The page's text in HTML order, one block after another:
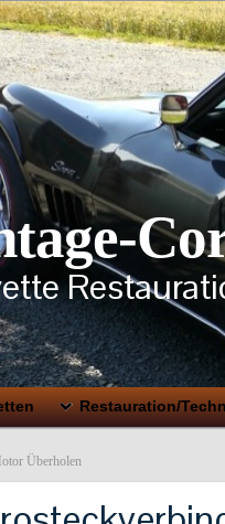
Restauration/
Überholen